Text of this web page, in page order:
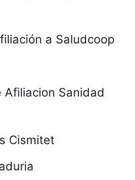
a Saludcoop
Sanidad
Cismitet